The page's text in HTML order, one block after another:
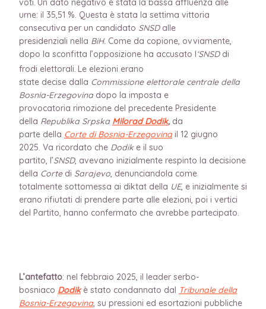
urne: il 35,51 %. Questa è stata la settima vittoria
consecutiva per un candidato SNSDalle
presidenziali nella BiH. Come da copione, ovviamente,
dopo la sconfitta l’opposizione ha accusato l ‘SNSDdi
frodi elettorali. Le elezioni erano
state decise dalla Commissione elettorale centrale della
Bosnia-Erzegovinadopo la imposta e
provocatoria rimozione del precedente Presidente
della Republika Srpska Milorad Dodik, da
parte della Corte di Bosnia-Erzegovinail 12 giugno
2025. Va ricordato che Dodike il suo
partito, l’SNSD, avevano inizialmente respinto la decisione
della Cortedi Sarajevo, denunciandola come
totalmente sottomessa ai diktat della UE, e inizialmente si
erano rifiutati di prendere parte alle elezioni, poi i vertici
del Partito, hanno confermato che avrebbe partecipato.
L’antefatto: nel febbraio 2025, il leader serbo-
bosniaco Dodikè stato condannato dal Tribunale della
Bosnia-Erzegovina, su pressioni ed esortazioni pubbliche